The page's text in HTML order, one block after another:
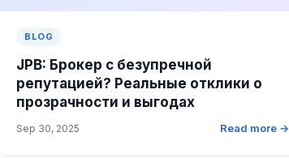
BLOG
JPB: Брокер с безупречной
репутацией? Реальные отклики о
прозрачности и выгодах
Sep 30, 2025 Read more →